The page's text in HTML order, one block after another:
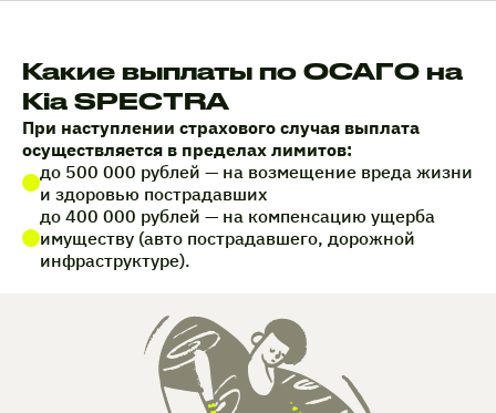
Какие выплаты по ОСАГО на
Kia SPECTRA
При наступлении страхового случая выплата
осуществляется в пределах лимитов:
до 500 000 рублей — на возмещение вреда жизни
и здоровью пострадавших
до 400 000 рублей — на компенсацию ущерба
имуществу (авто пострадавшего, дорожной
инфраструктуре).